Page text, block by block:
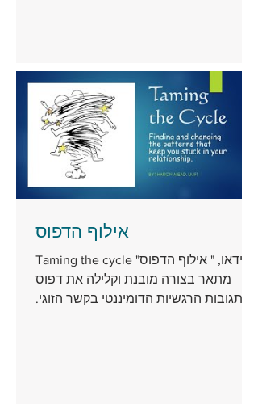
אילוף הדפוס
Taming the cycle הוידאו, " אילוף הדפוס"
מתאר בצורה מובנת וקלילה את דפוס
התגובות הרגשיות הדומיננטי בקשר הזוגי.